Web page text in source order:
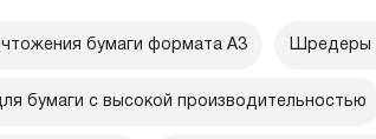
бумаги формата А3 Шредеры
бумаги с высокой производительностью